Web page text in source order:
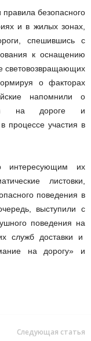
правила безопасного
и в жилых зонах,
спешившись с
к оснащению
световозвращающих
о факторах
напомнили о
на дороге и
процессе участия в
интересующим их
листовки,
поведения в
выступили с
поведения на
служб доставки и
на дорогу» и
Следующая статья